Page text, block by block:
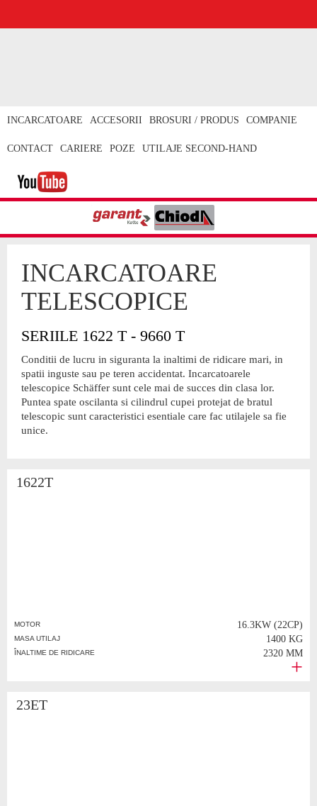
INCARCATOARE ACCESORII BROSURI / PRODUS COMPANIE
CONTACT CARIERE POZE UTILAJE SECOND-HAND
INCARCATOARE
TELESCOPICE
SERIILE 1622 T - 9660 T
Conditii de lucru in siguranta la inaltimi de ridicare mari, in
spatii inguste sau pe teren accidentat. Incarcatoarele
telescopice Schäffer sunt cele mai de succes din clasa lor.
Puntea spate oscilanta si cilindrul cupei protejat de bratul
telescopic sunt caracteristici esentiale care fac utilajele sa fie
unice.
1622T
MOTOR 16.3KW (22CP)
MASA UTILAJ 1400 KG
ÎNALTIME DE RIDICARE 2320 MM
23ET